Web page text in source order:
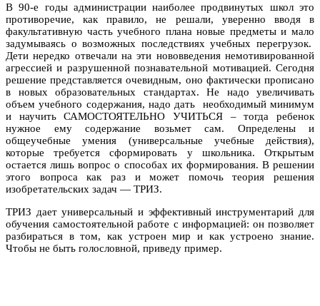
В 90-е годы администрации наиболее продвинутых школ это
противоречие, как правило, не решали, уверенно вводя в
факультативную часть учебного плана новые предметы и мало
задумываясь о возможных последствиях учебных перегрузок.
Дети нередко отвечали на эти нововведения немотивированной
агрессией и разрушенной познавательной мотивацией. Сегодня
решение представляется очевидным, оно фактически прописано
в новых образовательных стандартах. Не надо увеличивать
объем учебного содержания, надо дать необходимый минимум
и научить САМОСТОЯТЕЛЬНО УЧИТЬСЯ – тогда ребенок
нужное ему содержание возьмет сам. Определены и
общеучебные умения (универсальные учебные действия),
которые требуется сформировать у школьника. Открытым
остается лишь вопрос о способах их формирования. В решении
этого вопроса как раз и может помочь теория решения
изобретательских задач — ТРИЗ.
ТРИЗ дает универсальный и эффективный инструментарий для
обучения самостоятельной работе с информацией: он позволяет
разбираться в том, как устроен мир и как устроено знание.
Чтобы не быть голословной, приведу пример.